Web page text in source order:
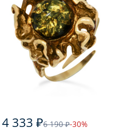
4 333 ₽6 190 ₽-30%